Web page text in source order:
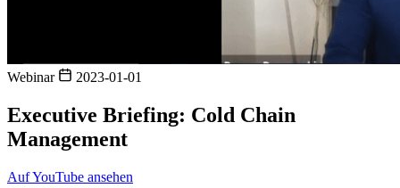
Webinar 2023-01-01
Executive Briefing: Cold Chain
Management
Auf YouTube ansehen